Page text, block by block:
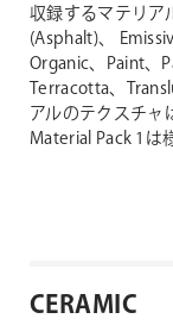
収録するマテリア
(Asphalt)、
Organic、Paint、
Terracotta、
アルのテクスチャ
Material Pack 1は
CERAMIC